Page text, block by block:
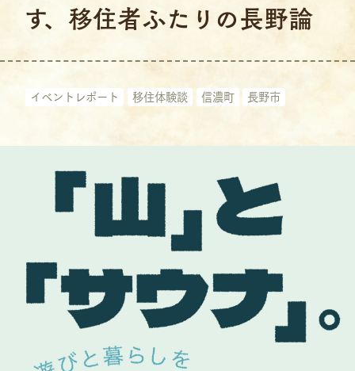
す、移住者ふたりの長野論
イベントレポート 移住体験談 信濃町 長野市